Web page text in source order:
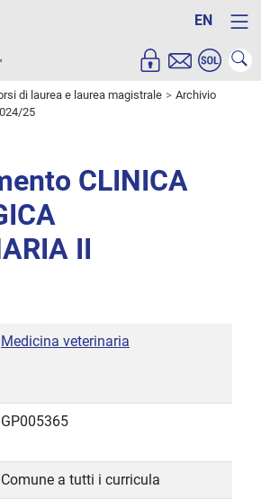
EN
di laurea e laurea magistrale
Archivio
25
CLINICA
II
Medicina veterinaria
GP005365
Comune a tutti i curricula